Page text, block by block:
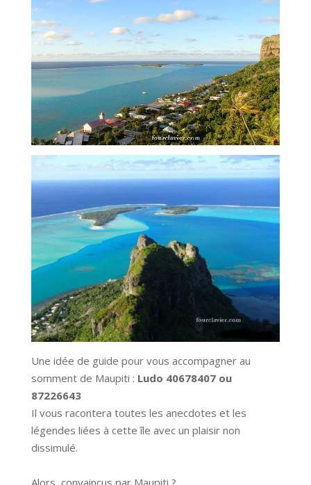
Une idée de guide pour vous accompagner au
somment de Maupiti : Ludo 40678407ou
87226643
Il vous racontera toutes les anecdotes et les
légendes liées à cette île avec un plaisir non
dissimulé.